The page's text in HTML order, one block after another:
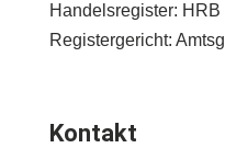
Handelsregister: HRB
Registergericht:
Kontakt